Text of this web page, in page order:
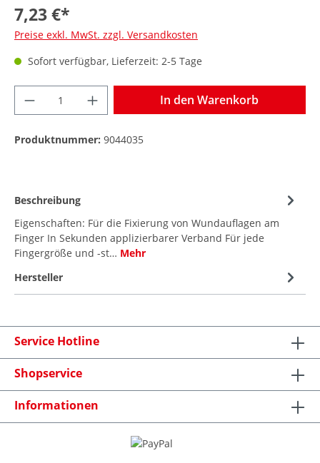
7,23 €*
Preise exkl. MwSt. zzgl. Versandkosten
Sofort verfügbar, Lieferzeit: 2-5 Tage
In den Warenkorb
Produktnummer: 9044035
Beschreibung
Eigenschaften: Für die Fixierung von Wundauflagen am
Finger In Sekunden applizierbarer Verband Für jede
Fingergröße und -st… Mehr
Hersteller
Service Hotline
Shopservice
Informationen